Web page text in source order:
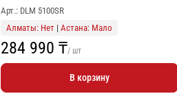
Арт.: DLM 5100SR
Алматы: Нет |Астана: Мало
284 990 ₸/ шт
В корзину